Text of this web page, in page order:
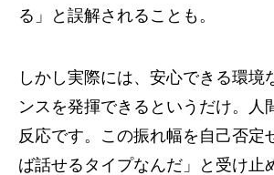
る」と誤解されることも。
しかし実際には、安心できる環境
ンスを発揮できるというだけ。人
反応です。この振れ幅を自己否定
ば話せるタイプなんだ」と受け止